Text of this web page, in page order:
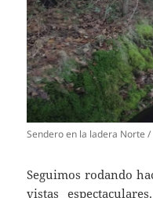
Sendero en la ladera Norte /
Seguimos rodando
vistas